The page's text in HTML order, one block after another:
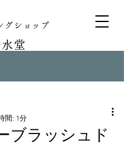
グショップ
堂
ブラッシュド
間: 1分